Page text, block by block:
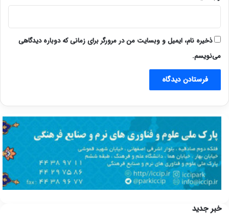
ذخیره نام، ایمیل و وبسایت من در مرورگر برای زمانی که دوباره دیدگاهی
می‌نویسم.
خبر جدید